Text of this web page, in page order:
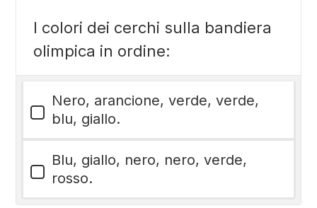
I colori dei cerchi sulla bandiera
olimpica in ordine:
Nero, arancione, verde, verde,
blu, giallo.
Blu, giallo, nero, nero, verde,
rosso.